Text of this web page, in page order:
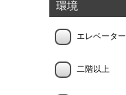
環境
エレベーター
二階以上